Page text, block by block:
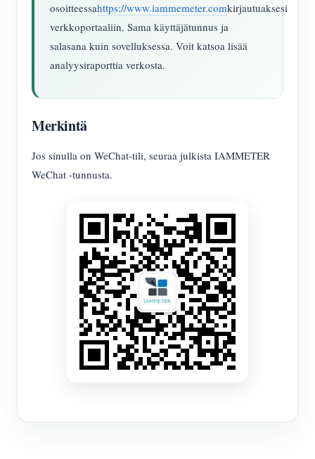
osoitteessahttps://www.iammemeter.comkirjautuaksesi
verkkoportaaliin. Sama käyttäjätunnus ja
salasana kuin sovelluksessa. Voit katsoa lisää
analyysiraporttia verkosta.
Merkintä
Jos sinulla on WeChat-tili, seuraa julkista IAMMETER
WeChat -tunnusta.